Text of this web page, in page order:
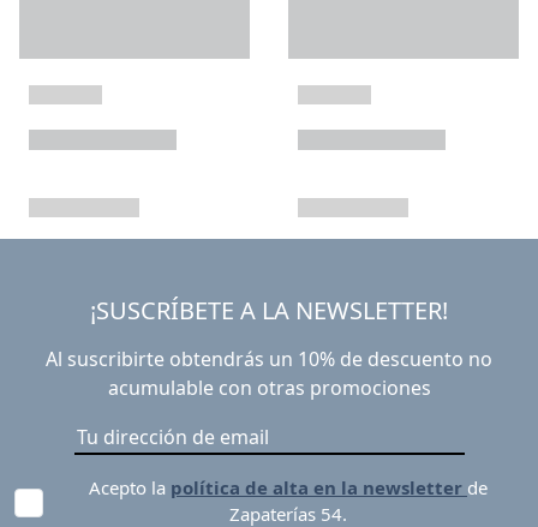
¡SUSCRÍBETE A LA NEWSLETTER!
Al suscribirte obtendrás un 10% de descuento no
acumulable con otras promociones
Acepto la política de alta en la newsletter de
Zapaterías 54.